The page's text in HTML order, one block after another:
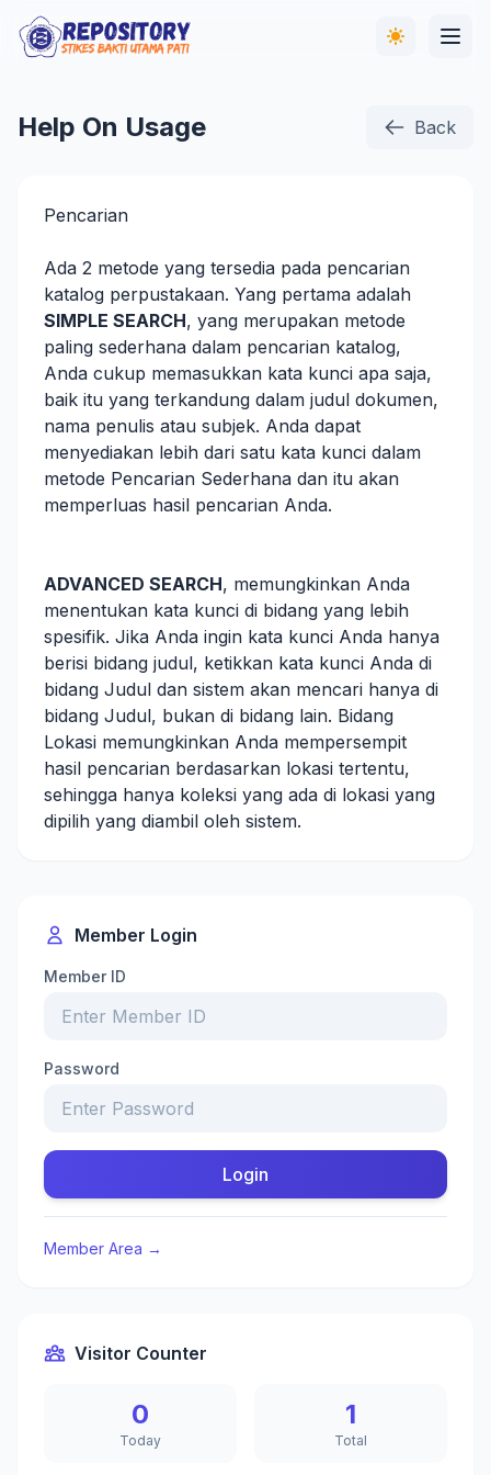
Help On Usage Back
Pencarian
Ada 2 metode yang tersedia pada pencarian
katalog perpustakaan. Yang pertama adalah
SIMPLE SEARCH, yang merupakan metode
paling sederhana dalam pencarian katalog,
Anda cukup memasukkan kata kunci apa saja,
baik itu yang terkandung dalam judul dokumen,
nama penulis atau subjek. Anda dapat
menyediakan lebih dari satu kata kunci dalam
metode Pencarian Sederhana dan itu akan
memperluas hasil pencarian Anda.
ADVANCED SEARCH, memungkinkan Anda
menentukan kata kunci di bidang yang lebih
spesifik. Jika Anda ingin kata kunci Anda hanya
berisi bidang judul, ketikkan kata kunci Anda di
bidang Judul dan sistem akan mencari hanya di
bidang Judul, bukan di bidang lain. Bidang
Lokasi memungkinkan Anda mempersempit
hasil pencarian berdasarkan lokasi tertentu,
sehingga hanya koleksi yang ada di lokasi yang
dipilih yang diambil oleh sistem.
Member Login
Member ID
Password
Login
Member Area →
Visitor Counter
0
Today
1
Total